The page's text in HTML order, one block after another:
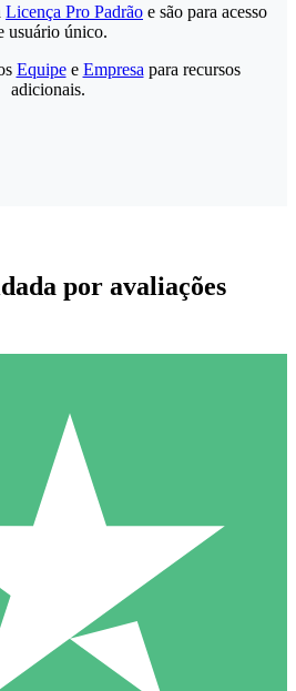
Individuais
com créditos de download. Sem
1000
Licença Pro Padrão e são para acesso
usuário único.
Equipee Empresa para recursos
adicionais.
por avaliações